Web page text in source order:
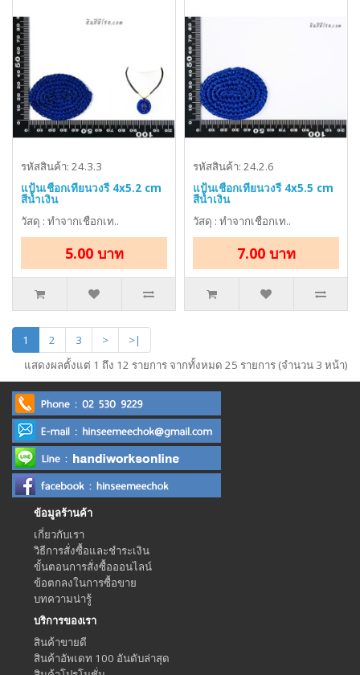
รหัสสินค้า: 24.3.3
แป้นเชือกเทียนวงรี 4x5.2 cm
สีน้ำเงิน
วัสดุ : ทำจากเชือกเท..
5.00 บาท
รหัสสินค้า: 24.2.6
แป้นเชือกเทียนวงรี 4x5.5 cm
สีน้ำเงิน
วัสดุ : ทำจากเชือกเท..
7.00 บาท
1 2 3 >
>|
แสดงผลตั้งแต่ 1 ถึง 12 รายการ จากทั้งหมด 25 รายการ (จำนวน 3 หน้า)
ข้อมูลร้านค้า
เกี่ยวกับเรา
วิธีการสั่งซื้อและชำระเงิน
ขั้นตอนการสั่งซื้อออนไลน์
ข้อตกลงในการซื้อขาย
บทความน่ารู้
บริการของเรา
สินค้าขายดี
สินค้าอัพเดท 100 อันดับล่าสุด